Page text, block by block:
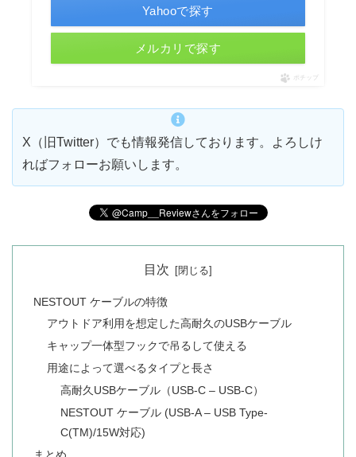
Yahooで探す
メルカリで探す
ポチップ
X（旧Twitter）でも情報発信しております。よろしけ
ればフォローお願いします。
目次
NESTOUT ケーブルの特徴
アウトドア利用を想定した高耐久のUSBケーブル
キャップ一体型フックで吊るして使える
用途によって選べるタイプと長さ
高耐久USBケーブル（USB-C – USB-C）
NESTOUT ケーブル (USB-A – USB Type-
C(TM)/15W対応)